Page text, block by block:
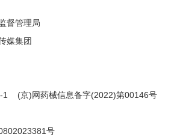
督管理局
媒集团
1 (京)网药械信息备字(2022)第00146号
号